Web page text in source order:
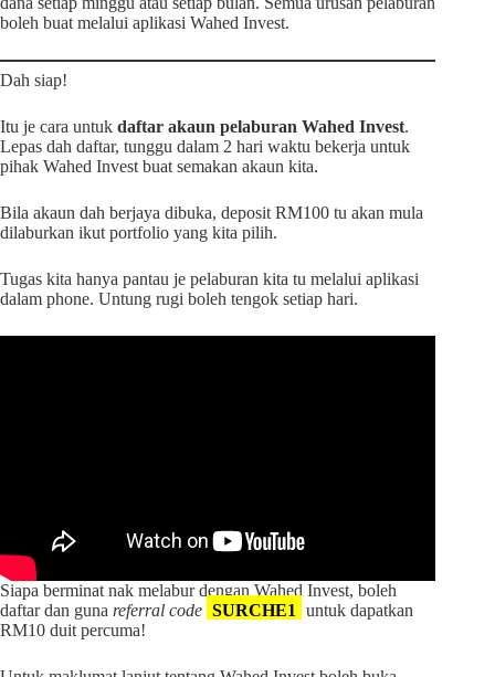
boleh buat melalui aplikasi Wahed Invest.
Dah siap!
Itu je cara untuk daftar akaun pelaburan Wahed Invest.
Lepas dah daftar, tunggu dalam 2 hari waktu bekerja untuk
pihak Wahed Invest buat semakan akaun kita.
Bila akaun dah berjaya dibuka, deposit RM100 tu akan mula
dilaburkan ikut portfolio yang kita pilih.
Tugas kita hanya pantau je pelaburan kita tu melalui aplikasi
dalam phone. Untung rugi boleh tengok setiap hari.
Siapa berminat nak melabur dengan Wahed Invest, boleh
daftar dan guna referral code SURCHE1
untuk dapatkan
RM10 duit percuma!